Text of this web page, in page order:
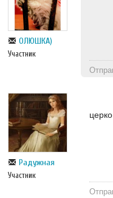
ОЛЮШКА)
Участник
Радужная
Участник